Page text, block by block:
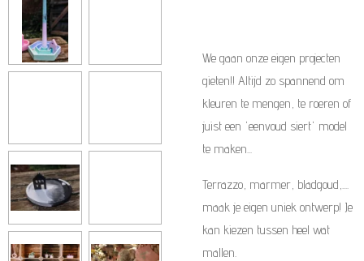
We gaan onze eigen projecten
gieten!! Altijd zo spannend om
kleuren te mengen, te roeren of
juist een 'eenvoud siert' model
te maken...
Terrazzo, marmer, bladgoud,....
maak je eigen uniek ontwerp! Je
kan kiezen tussen heel wat
mallen.